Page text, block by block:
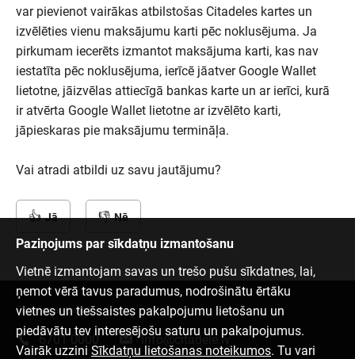
var pievienot vairākas atbilstošas Citadeles kartes un
izvēlēties vienu maksājumu karti pēc noklusējuma. Ja
pirkumam iecerēts izmantot maksājuma karti, kas nav
iestatīta pēc noklusējuma, ierīcē jāatver Google Wallet
lietotne, jāizvēlas attiecīgā bankas karte un ar ierīci, kurā
ir atvērta Google Wallet lietotne ar izvēlēto karti,
jāpieskaras pie maksājumu termināļa.
Vai atradi atbildi uz savu jautājumu?
Jā Nē
Paziņojums par sīkdatņu izmantošanu
Vietnē izmantojam savas un trešo pušu sīkdatnes, lai,
ņemot vērā tavus paradumus, nodrošinātu ērtāku
vietnes un tiešsaistes pakalpojumu lietošanu un
piedāvātu tev interesējošu saturu un pakalpojumus.
Vairāk uzzini Sīkdatņu lietošanas noteikumos. Tu vari
Sazinies ar mums
6701 0000 info@citadele.lv